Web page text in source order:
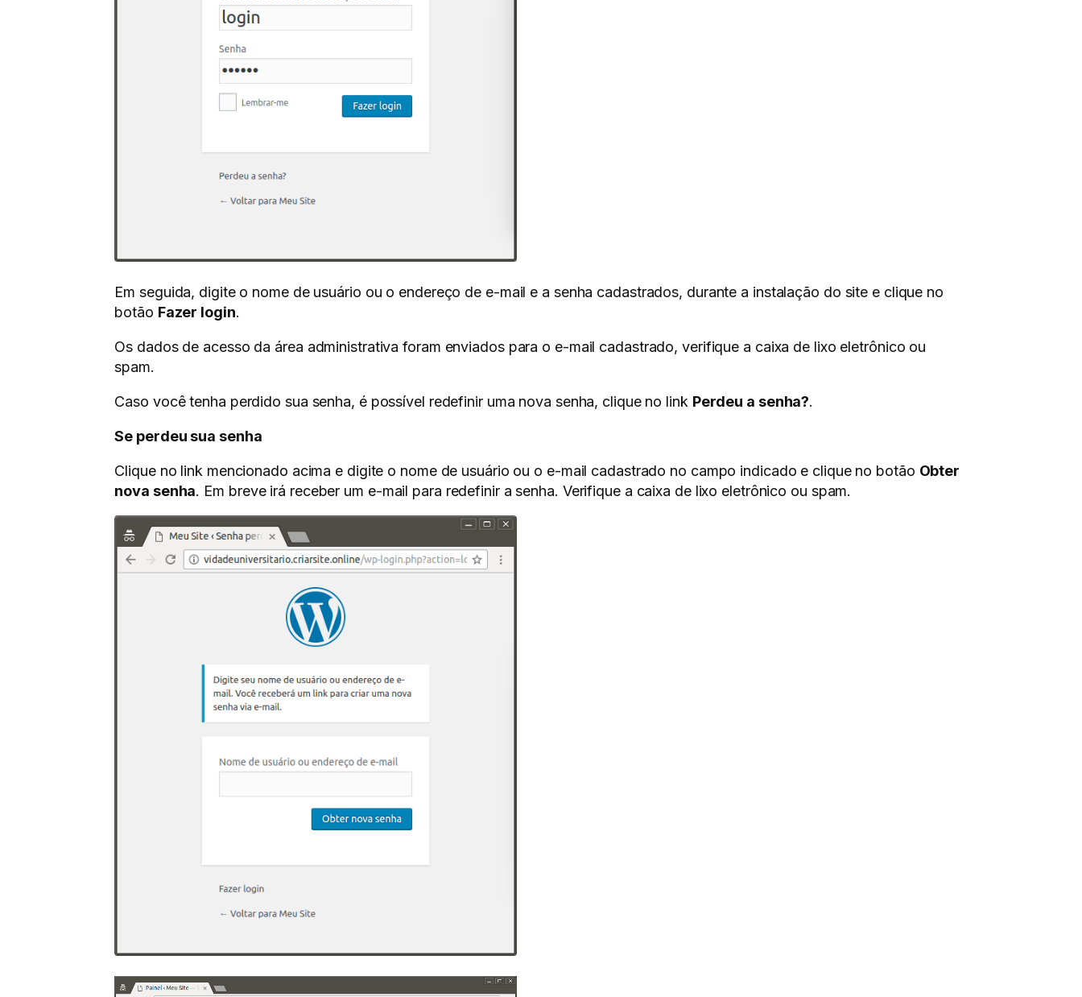
Em seguida, digite o nome de usuário ou o endereço de e-mail e a senha cadastrados, durante a instalação do site e clique no
botão Fazer login.
Os dados de acesso da área administrativa foram enviados para o e-mail cadastrado, verifique a caixa de lixo eletrônico ou
spam.
Caso você tenha perdido sua senha, é possível redefinir uma nova senha, clique no link Perdeu a senha?.
Se perdeu sua senha
Clique no link mencionado acima e digite o nome de usuário ou o e-mail cadastrado no campo indicado e clique no botão Obter
nova senha. Em breve irá receber um e-mail para redefinir a senha. Verifique a caixa de lixo eletrônico ou spam.